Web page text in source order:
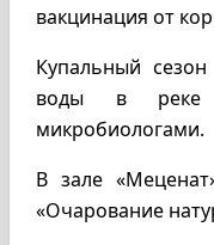
вакцинация от
Купальный
воды в реке
микробиологами.
В зале
«Очарование